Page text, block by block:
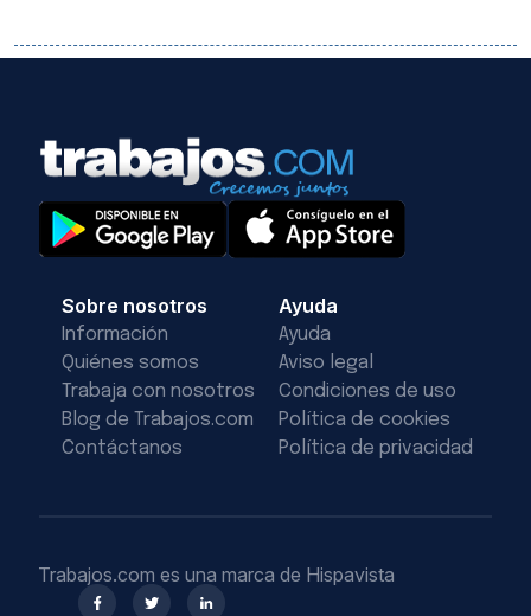
Sobre nosotros
Información
Quiénes somos
Trabaja con nosotros
Blog de Trabajos.com
Contáctanos
Ayuda
Ayuda
Aviso legal
Condiciones de uso
Política de cookies
Política de privacidad
Trabajos.com es una marca de Hispavista